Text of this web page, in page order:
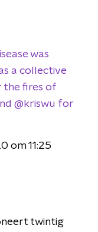
was
a collective
the fires of
@kriswu for
om 11:25
twintig